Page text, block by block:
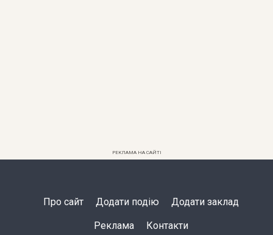
РЕКЛАМА НА САЙТІ
Про сайт Додати подію Додати заклад
Реклама Контакти